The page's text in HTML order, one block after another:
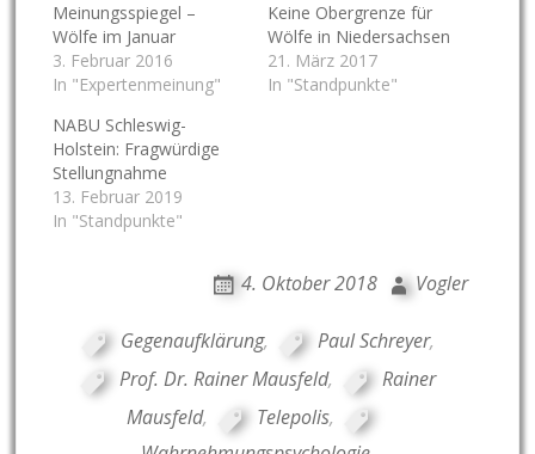
Meinungsspiegel –
Wölfe im Januar
3. Februar 2016
In "Expertenmeinung"
Keine Obergrenze für
Wölfe in Niedersachsen
21. März 2017
In "Standpunkte"
NABU Schleswig-
Holstein: Fragwürdige
Stellungnahme
13. Februar 2019
In "Standpunkte"
4. Oktober 2018 Vogler
Gegenaufklärung, Paul Schreyer,
Prof. Dr. Rainer Mausfeld,
Rainer
Mausfeld, Telepolis,